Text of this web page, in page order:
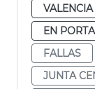
VALENCIA
EN
FALLAS
JUNTA